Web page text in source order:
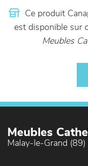
Ce produit
est disponible sur
Meubles
Meubles
Malay-le-Grand (89)